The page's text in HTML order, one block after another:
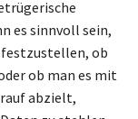
es sinnvoll sein,
ob
ob man es mit
abzielt,